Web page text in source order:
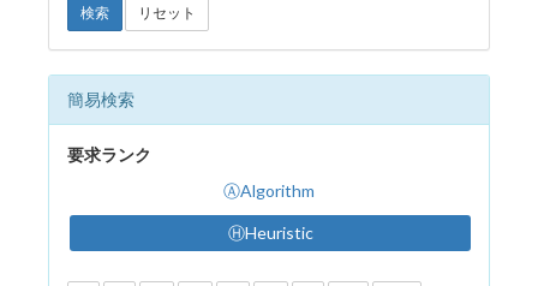
検索 リセット
簡易検索
要求ランク
ⒶAlgorithm
ⒽHeuristic